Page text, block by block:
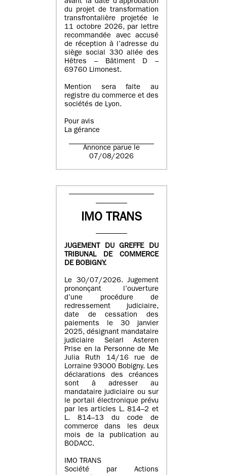
avant la date d’approbation
du projet de transformation
transfrontalière projetée le
11 octobre 2026, par lettre
recommandée avec accusé
de réception à l’adresse du
siège social 330 allée des
Hêtres – Bâtiment D –
69760 Limonest.
Mention sera faite au
registre du commerce et des
sociétés de Lyon.
Pour avis
La gérance
Annonce parue le
07/08/2026
IMO TRANS
JUGEMENT DU GREFFE DU
TRIBUNAL DE COMMERCE
DE BOBIGNY.
Le 30/07/2026. Jugement
prononçant l’ouverture
d’une procédure de
redressement judiciaire,
date de cessation des
paiements le 30 janvier
2025, désignant mandataire
judiciaire Selarl Asteren
Prise en la Personne de Me
Julia Ruth 14/16 rue de
Lorraine 93000 Bobigny. Les
déclarations des créances
sont à adresser au
mandataire judiciaire ou sur
le portail électronique prévu
par les articles L. 814–2 et
L. 814–13 du code de
commerce dans les deux
mois de la publication au
BODACC.
IMO TRANS
Société par Actions